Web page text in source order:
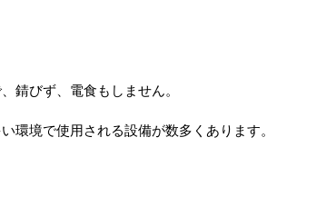
錆びず、電食もしません。
環境で使用される設備が数多くあります。